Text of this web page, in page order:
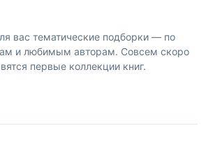
вас тематические подборки — по
и любимым авторам. Совсем скоро
первые коллекции книг.